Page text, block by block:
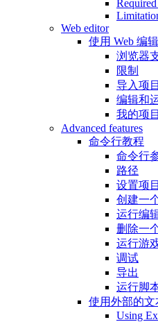
Web editor
使用 Web 编
浏览器
限制
导入项目
编辑和
我的项
Advanced features
命令行教程
命令行
路径
设置项
创建一
运行编
删除一
运行游
调试
导出
运行脚
使用外部的文
Using